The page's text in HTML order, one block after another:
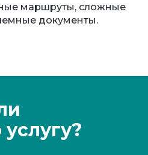
маршруты, сложные
документы.